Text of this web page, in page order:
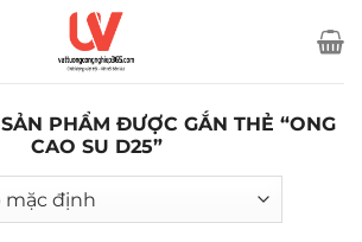
SẢN PHẨM ĐƯỢC GẮN THẺ “ONG
CAO SU D25”